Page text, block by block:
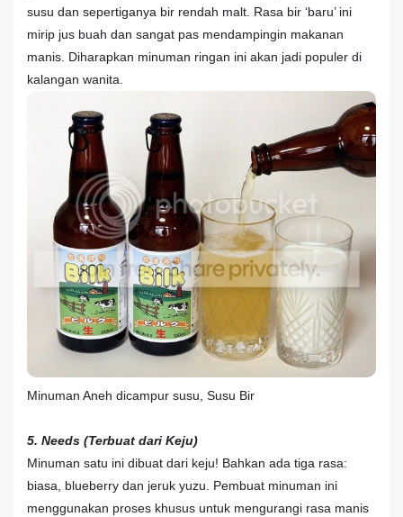
susu dan sepertiganya bir rendah malt. Rasa bir ‘baru’ ini
mirip jus buah dan sangat pas mendampingin makanan
manis. Diharapkan minuman ringan ini akan jadi populer di
kalangan wanita.
Minuman Aneh dicampur susu, Susu Bir
5. Needs (Terbuat dari Keju)
Minuman satu ini dibuat dari keju! Bahkan ada tiga rasa:
biasa, blueberry dan jeruk yuzu. Pembuat minuman ini
menggunakan proses khusus untuk mengurangi rasa manis